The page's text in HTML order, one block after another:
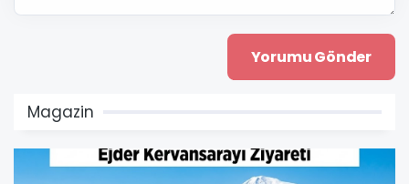
Magazin